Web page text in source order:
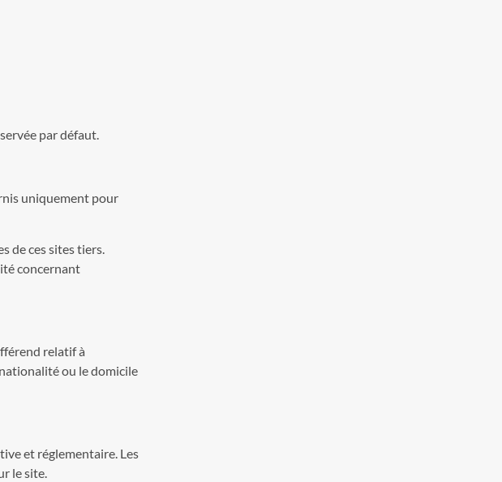
par défaut.
uniquement pour
de ces sites tiers.
concernant
relatif à
ou le domicile
et réglementaire. Les
le site.